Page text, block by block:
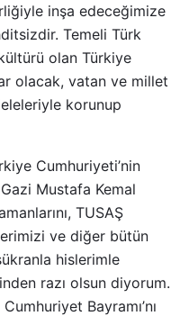
inşa edeceğimize
Temeli Türk
olan Türkiye
olacak, vatan ve millet
korunup
Cumhuriyeti’nin
Mustafa Kemal
TUSAŞ
ve diğer bütün
hislerimle
razı olsun diyorum.
Bayramı’nı